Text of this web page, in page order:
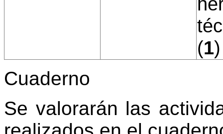
(1)
Cuaderno
Se valorarán las